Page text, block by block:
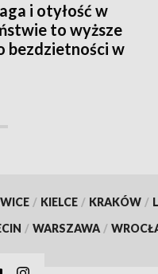
i otyłość w
to wyższe
bezdzietności w
/ KIELCE / KRAKÓW /
/ WARSZAWA /